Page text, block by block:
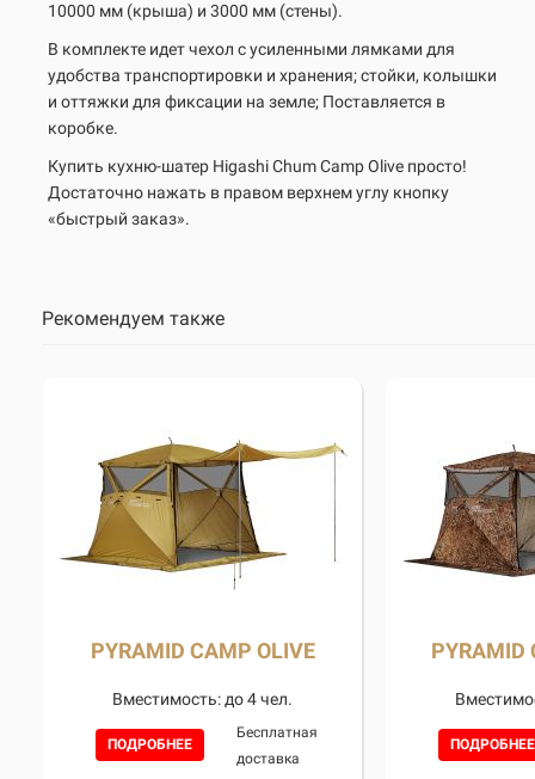
10000 мм (крыша) и 3000 мм (стены).
В комплекте идет чехол с усиленными лямками для
удобства транспортировки и хранения; стойки, колышки
и оттяжки для фиксации на земле; Поставляется в
коробке.
Купить кухню-шатер Higashi Chum Camp Olive просто!
Достаточно нажать в правом верхнем углу кнопку
«быстрый заказ».
Рекомендуем также
PYRAMID CAMP OLIVE
Вместимость: до 4 чел.
ПОДРОБНЕЕ
Бесплатная
доставка
PYRAMID
ПОДРОБНЕЕ